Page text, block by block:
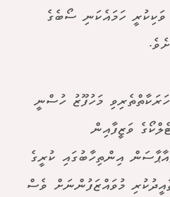
ހަމައެކަނި ސޯބެގެ
މަހުފޫޒު ހުސްނީ
ސްޓެލްކޯގެ ވަޒީފާއިން
އިންތިހާބުގައި ކުރީގެ
މުވައްޒަފުންނަށް ވެސް